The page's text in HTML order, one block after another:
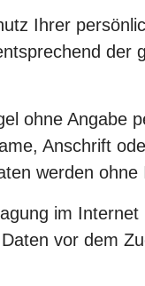
Ihrer
der
ohne Angabe
Anschrift
werden
im
vor dem